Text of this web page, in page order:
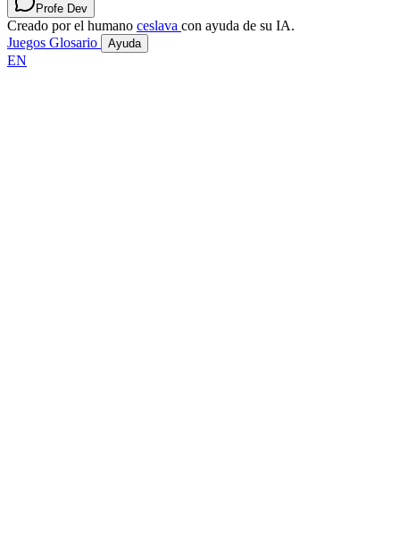
Profe Dev
Creado por el humano ceslava con ayuda de su IA.
Juegos Glosario Ayuda
EN